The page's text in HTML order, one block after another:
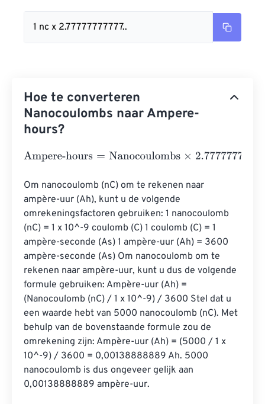
1 nc x 2.77777777777..
Hoe te converteren
Nanocoulombs naar Ampere-
hours?
Ampere-hours=Nanocoulombs×2.7777777777778e
Om nanocoulomb (nC) om te rekenen naar
ampère-uur (Ah), kunt u de volgende
omrekeningsfactoren gebruiken: 1 nanocoulomb
(nC) = 1 x 10^-9 coulomb (C) 1 coulomb (C) = 1
ampère-seconde (A·s) 1 ampère-uur (Ah) = 3600
ampère-seconde (A·s) Om nanocoulomb om te
rekenen naar ampère-uur, kunt u dus de volgende
formule gebruiken: Ampère-uur (Ah) =
(Nanocoulomb (nC) / 1 x 10^-9) / 3600 Stel dat u
een waarde hebt van 5000 nanocoulomb (nC). Met
behulp van de bovenstaande formule zou de
omrekening zijn: Ampère-uur (Ah) = (5000 / 1 x
10^-9) / 3600 = 0,00138888889 Ah. 5000
nanocoulomb is dus ongeveer gelijk aan
0,00138888889 ampère-uur.